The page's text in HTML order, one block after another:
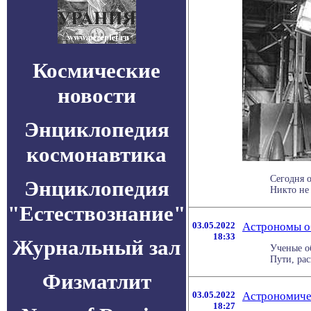
Космические
новости
Энциклопедия
космонавтика
Энциклопедия
"Естествознание"
Журнальный зал
Физматлит
Сегодня
Никто не
03.05.2022
18:33
Астрономы
Ученые
Пути,
03.05.2022
18:27